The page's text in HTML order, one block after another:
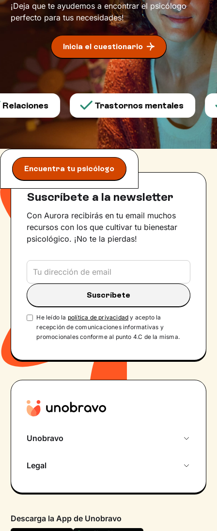
¡Deja que te ayudemos a encontrar el psicólogo
perfecto para tus necesidades!
Inicia el cuestionario
Trastornos mentales
Encuentra tu psicólogo
Suscríbete a la newsletter
Con Aurora recibirás en tu email muchos
recursos con los que cultivar tu bienestar
psicológico. ¡No te la pierdas!
He leído la política de privacidad y acepto la
recepción de comunicaciones informativas y
promocionales conforme al punto 4.C de la misma.
Unobravo
Psicólogo por chat
Legal
Política de privacidad
Descarga la App de Unobravo